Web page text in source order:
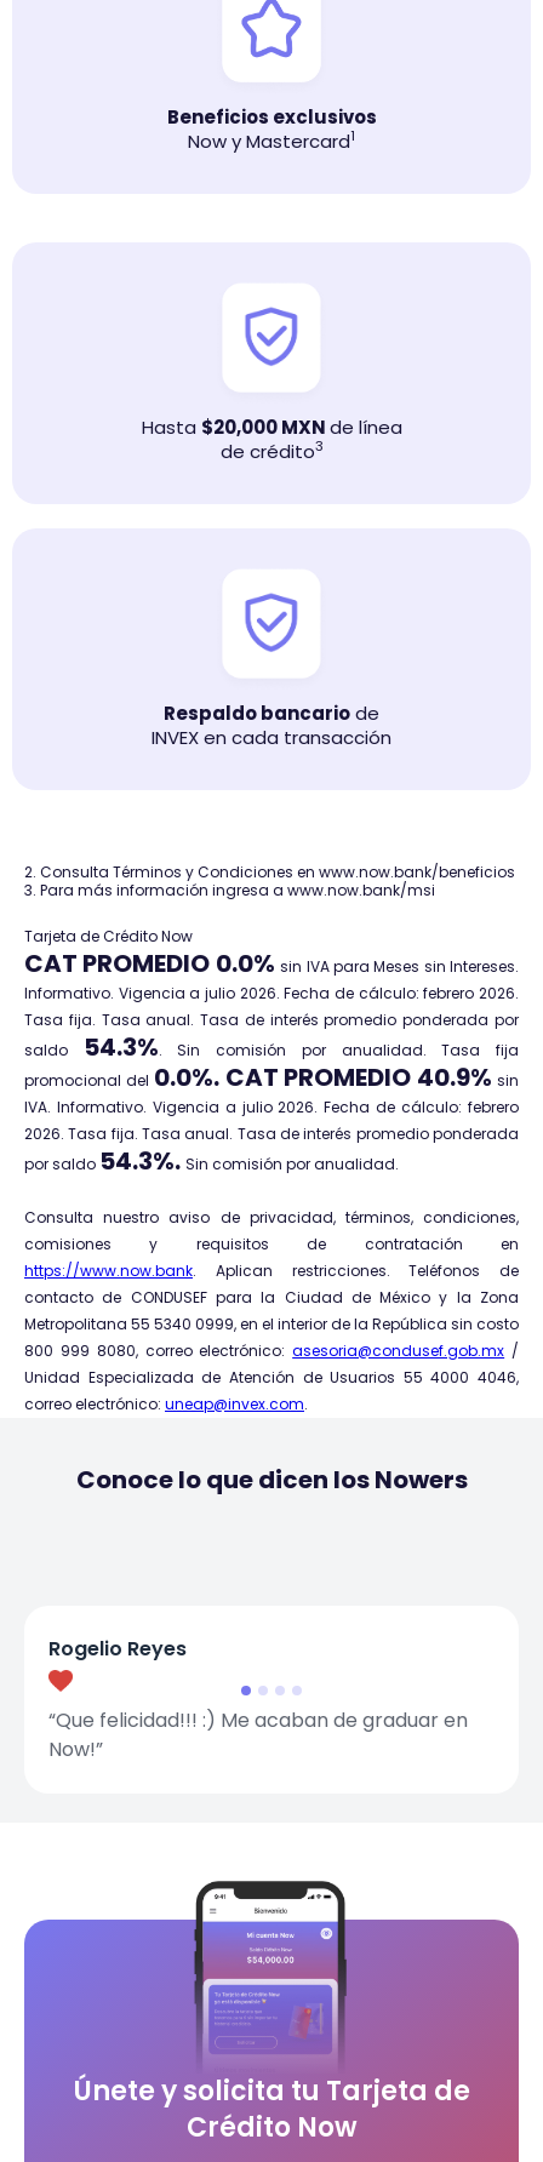
Beneficios exclusivos
Now y Mastercard1
Hasta $20,000 MXNde línea
de crédito3
Respaldo bancariode
INVEX en cada transacción
2. Consulta Términos y Condiciones en www.now.bank/beneficios
3. Para más información ingresa a www.now.bank/msi
Tarjeta de Crédito Now
CAT PROMEDIO 0.0%sin IVA para Meses sin Intereses.
Informativo. Vigencia a julio 2026. Fecha de cálculo: febrero 2026.
Tasa fija. Tasa anual. Tasa de interés promedio ponderada por
saldo
54.3%. Sin comisión por anualidad. Tasa fija
promocional del 0.0%. CAT PROMEDIO 40.9% sin
IVA. Informativo. Vigencia a julio 2026. Fecha de cálculo: febrero
2026. Tasa fija. Tasa anual. Tasa de interés promedio ponderada
por saldo 54.3%. Sin comisión por anualidad.
Consulta nuestro aviso de privacidad, términos, condiciones,
comisiones y requisitos de contratación en
https://www.now.bank. Aplican restricciones. Teléfonos de
contacto de CONDUSEF para la Ciudad de México y la Zona
Metropolitana 55 5340 0999, en el interior de la República sin costo
800 999 8080, correo electrónico:asesoria@condusef.gob.mx /
Unidad Especializada de Atención de Usuarios 55 4000 4046,
correo electrónico: uneap@invex.com.
Conoce lo que dicen los Nowers
Rogelio Reyes
“Que felicidad!!! :) Me acaban de graduar en
Now!”
Únete y solicita tu Tarjeta de
Crédito Now